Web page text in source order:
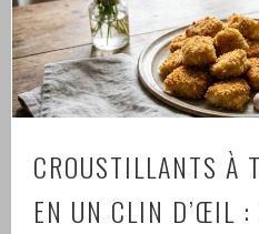
CROUSTILLANTS À
EN UN CLIN D’ŒIL :